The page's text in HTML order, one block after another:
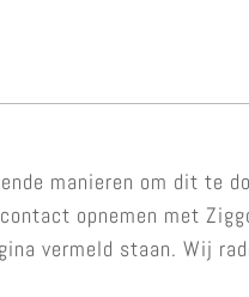
manieren om dit te
opnemen met
vermeld staan. Wij